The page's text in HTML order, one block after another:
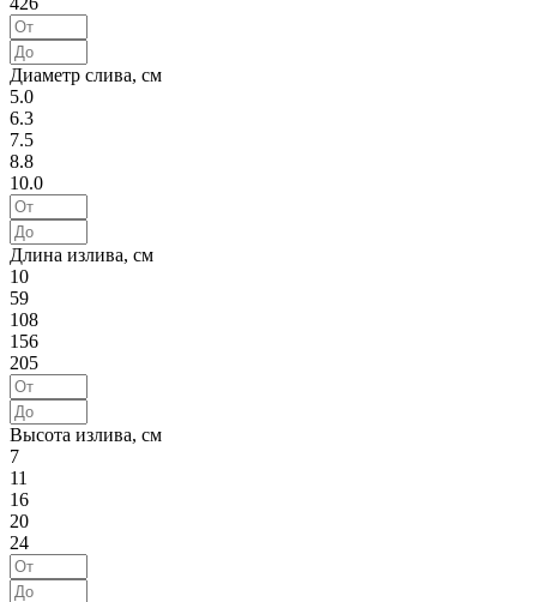
Диаметр слива, см
5.0
6.3
7.5
8.8
10.0
Длина излива, см
10
59
108
156
205
Высота излива, см
7
11
16
20
24